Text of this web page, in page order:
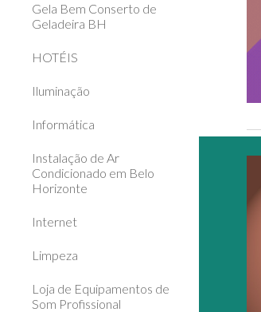
Gela Bem Conserto de
Geladeira BH
HOTÉIS
Iluminação
Informática
Instalação de Ar
Condicionado em Belo
Horizonte
Internet
Limpeza
Loja de Equipamentos de
Som Profissional